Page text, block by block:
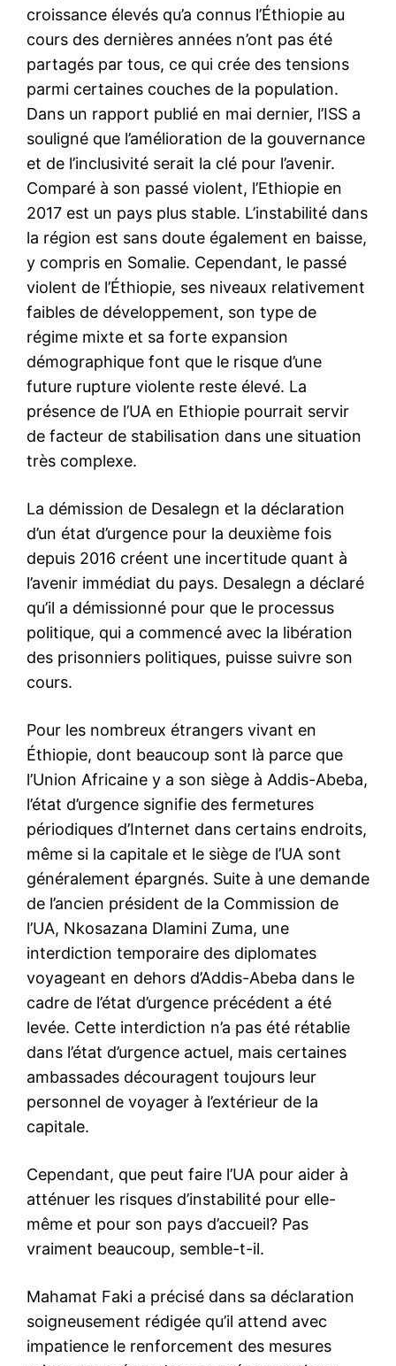
croissance élevés qu’a connus l’Éthiopie au
cours des dernières années n’ont pas été
partagés par tous, ce qui crée des tensions
parmi certaines couches de la population.
Dans un rapport publié en mai dernier, l’ISS a
souligné que l’amélioration de la gouvernance
et de l’inclusivité serait la clé pour l’avenir.
Comparé à son passé violent, l’Ethiopie en
2017 est un pays plus stable. L’instabilité dans
la région est sans doute également en baisse,
y compris en Somalie. Cependant, le passé
violent de l’Éthiopie, ses niveaux relativement
faibles de développement, son type de
régime mixte et sa forte expansion
démographique font que le risque d’une
future rupture violente reste élevé. La
présence de l’UA en Ethiopie pourrait servir
de facteur de stabilisation dans une situation
très complexe.
La démission de Desalegn et la déclaration
d’un état d’urgence pour la deuxième fois
depuis 2016 créent une incertitude quant à
l’avenir immédiat du pays. Desalegn a déclaré
qu’il a démissionné pour que le processus
politique, qui a commencé avec la libération
des prisonniers politiques, puisse suivre son
cours.
Pour les nombreux étrangers vivant en
Éthiopie, dont beaucoup sont là parce que
l’Union Africaine y a son siège à Addis-Abeba,
l’état d’urgence signifie des fermetures
périodiques d’Internet dans certains endroits,
même si la capitale et le siège de l’UA sont
généralement épargnés. Suite à une demande
de l’ancien président de la Commission de
l’UA, Nkosazana Dlamini Zuma, une
interdiction temporaire des diplomates
voyageant en dehors d’Addis-Abeba dans le
cadre de l’état d’urgence précédent a été
levée. Cette interdiction n’a pas été rétablie
dans l’état d’urgence actuel, mais certaines
ambassades découragent toujours leur
personnel de voyager à l’extérieur de la
capitale.
Cependant, que peut faire l’UA pour aider à
atténuer les risques d’instabilité pour elle-
même et pour son pays d’accueil? Pas
vraiment beaucoup, semble-t-il.
Mahamat Faki a précisé dans sa déclaration
soigneusement rédigée qu’il attend avec
impatience le renforcement des mesures